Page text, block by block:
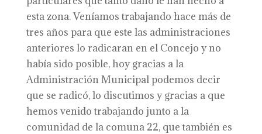
esta zona. Veníamos trabajando hace más de
tres años para que este las administraciones
anteriores lo radicaran en el Concejo y no
había sido posible, hoy gracias a la
Administración Municipal podemos decir
que se radicó, lo discutimos y gracias a que
hemos venido trabajando junto a la
comunidad de la comuna 22, que también es